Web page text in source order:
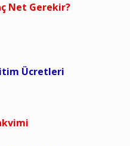
Net Gerekir?
Ücretleri